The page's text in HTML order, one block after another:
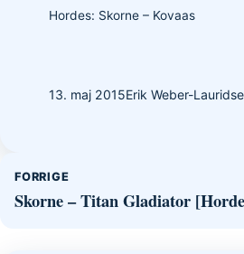
Hordes: Skorne – Kovaas
13. maj 2015Erik Weber-
FORRIGE
Skorne – Titan Gladiator